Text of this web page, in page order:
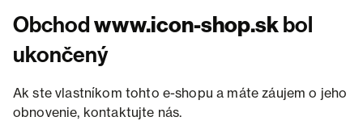
Obchodwww.icon-shop.skbol
ukončený
Ak ste vlastníkom tohto e-shopu a máte záujem o jeho
obnovenie, kontaktujte nás.